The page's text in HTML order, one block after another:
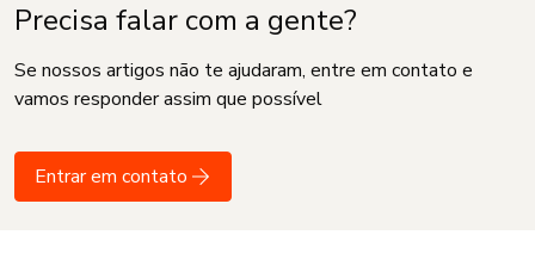
Precisa falar com a gente?
Se nossos artigos não te ajudaram, entre em contato e
vamos responder assim que possível
Entrar em contato